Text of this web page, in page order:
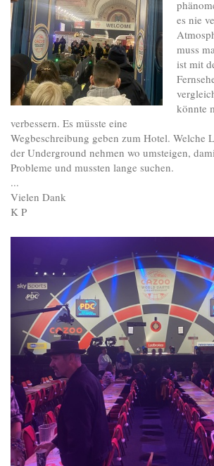
es nie
muss
ist mit
könnte
verbessern. Es müsste eine
Wegbeschreibung geben zum Hotel. Welche
der Underground nehmen wo umsteigen,
Probleme und mussten lange suchen.
...
Vielen Dank
K P